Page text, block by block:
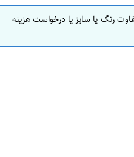
رنگ یا سایز یا درخواست هزینه